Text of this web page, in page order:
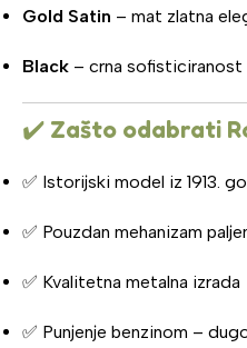
Gold Satin – mat zlatna
Black – crna sofisticiranost
✔️ Zašto odabrati
✅ Istorijski model iz 1913.
✅ Pouzdan mehanizam
✅ Kvalitetna metalna izrada
✅ Punjenje benzinom –